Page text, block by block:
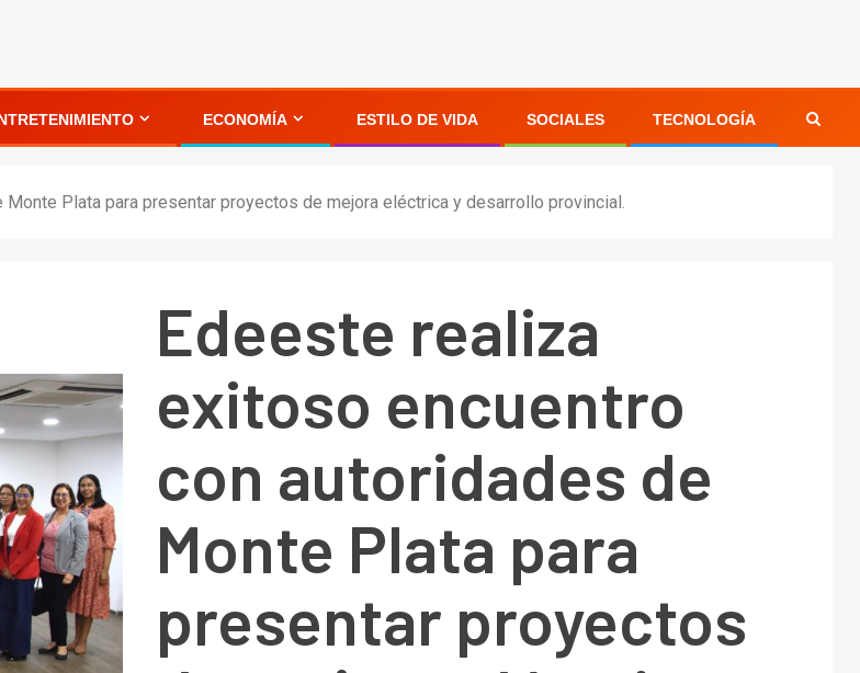
ECONOMÍA ESTILO DE VIDA SOCIALES TECNOLOGÍA
Plata para presentar proyectos de mejora eléctrica y desarrollo provincial.
Edeeste realiza
exitoso encuentro
con autoridades de
Monte Plata para
presentar proyectos